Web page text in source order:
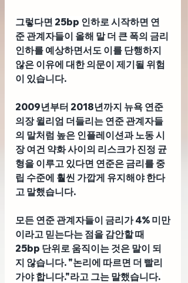
그렇다면 25bp 인하로 시작하면 연
준 관계자들이 올해 말 더 큰 폭의 금리
인하를 예상하면서도 이를 단행하지
않은 이유에 대한 의문이 제기될 위험
이 있습니다.
2009년부터 2018년까지 뉴욕 연준
의장 윌리엄 더들리는 연준 관계자들
의 말처럼 높은 인플레이션과 노동 시
장 여건 약화 사이의 리스크가 진정 균
형을 이루고 있다면 연준은 금리를 중
립 수준에 훨씬 가깝게 유지해야 한다
고 말했습니다.
모든 연준 관계자들이 금리가 4% 미만
이라고 믿는다는 점을 감안할 때
25bp 단위로 움직이는 것은 말이 되
지 않습니다. "논리에 따르면 더 빨리
가야 합니다."라고 그는 말했습니다.